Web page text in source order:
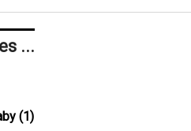
...
(1)